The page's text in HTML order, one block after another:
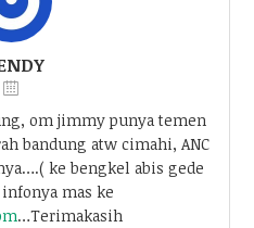
om jimmy punya temen
bandung atw cimahi, ANC
ke bengkel abis gede
mas ke
…Terimakasih